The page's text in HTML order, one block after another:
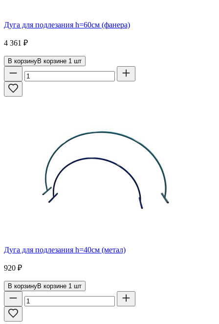
Дуга для подлезания h=60см (фанера)
4 361 ₽
В корзинуВ корзине 1 шт
Дуга для подлезания h=40см (метал)
920 ₽
В корзинуВ корзине 1 шт